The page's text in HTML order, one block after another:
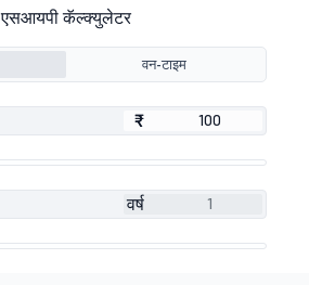
एसआयपी कॅल्क्युलेटर
वन-टाइम
₹
₹
वर्ष